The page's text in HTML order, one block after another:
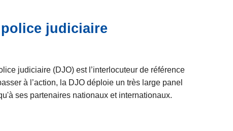
judiciaire
judiciaire (DJO) est l’interlocuteur de référence
à l’action, la DJO déploie un très large panel
ses partenaires nationaux et internationaux.